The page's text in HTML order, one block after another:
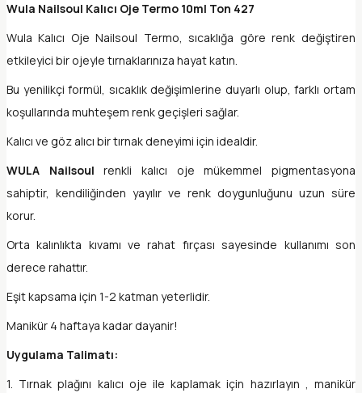
Wula Nailsoul Kalıcı Oje Termo 10ml Ton 427
Wula Kalıcı Oje Nailsoul Termo, sıcaklığa göre renk değiştiren
etkileyici bir ojeyle tırnaklarınıza hayat katın.
Bu yenilikçi formül, sıcaklık değişimlerine duyarlı olup, farklı ortam
koşullarında muhteşem renk geçişleri sağlar.
Kalıcı ve göz alıcı bir tırnak deneyimi için idealdir.
WULA Nailsoul renkli kalıcı oje mükemmel pigmentasyona
sahiptir, kendiliğinden yayılır ve renk doygunluğunu uzun süre
korur.
Orta kalınlıkta kıvamı ve rahat fırçası sayesinde kullanımı son
derece rahattır.
Eşit kapsama için 1-2 katman yeterlidir.
Manikür 4 haftaya kadar dayanir!
Uygulama Talimatı:
1. Tırnak plağını kalıcı oje ile kaplamak için hazırlayın , manikür